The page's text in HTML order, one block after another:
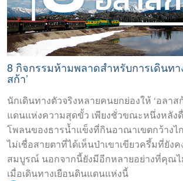
8 กิจกรรมห้ามพลาดสำหรับการเดินทา
สก้า’
นักเดินทางตัวจริงหลายคนยกย่องให้ ‘อลาส
แดนแห่งความสุดขั้ว เพียงชั่วขณะหนึ่งหลัง
โพลนของธารน้ำแข็งที่กินอาณาเขตกว้าง
ไม่เชื่อสายตาที่ได้เห็นป่าเขาเขียวครึ้มที่ยัง
สมบูรณ์ นอกจากนี้ยังมีอีกหลายอย่างที่คุณ
เมื่อเดินทางเยือนดินแดนแห่งนี้